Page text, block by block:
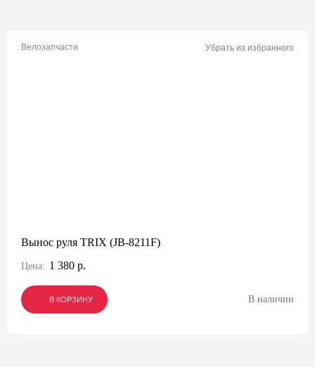
Велозапчасти Убрать из избранного
Вынос руля TRIX (JB-8211F)
Цена: 1 380 р.
В КОРЗИНУ
В КОРЗИНУ
В КОРЗИНУ В наличии